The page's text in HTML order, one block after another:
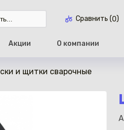
Сравнить (0)
Акции О компании
и щитки сварочные